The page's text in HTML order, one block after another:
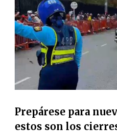
Prepárese para
estos son los